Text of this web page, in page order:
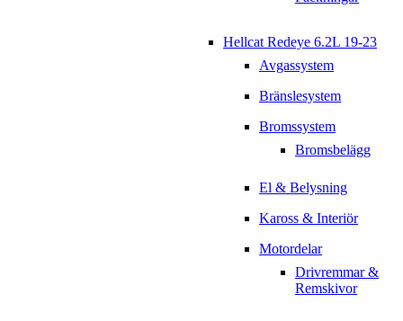
Hellcat Redeye 6.2L 19-23
Avgassystem
Bränslesystem
Bromssystem
Bromsbelägg
El & Belysning
Kaross & Interiör
Motordelar
Drivremmar &
Remskivor